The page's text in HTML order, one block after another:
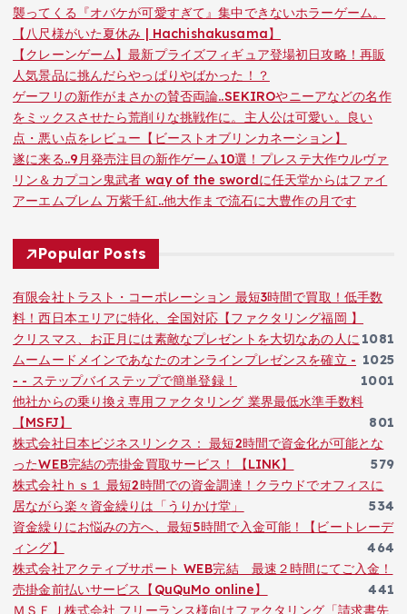
襲ってくる『オバケが可愛すぎて』集中できないホラーゲーム。
【八尺様がいた夏休み | Hachishakusama】
【クレーンゲーム】最新プライズフィギュア登場初日攻略！再販
人気景品に挑んだらやっぱりやばかった！？
ゲーフリの新作がまさかの賛否両論..SEKIROやニーアなどの名作
をミックスさせたら荒削りな挑戦作に。主人公は可愛い。良い
点・悪い点をレビュー【ビーストオブリンカネーション】
遂に来る..9月発売注目の新作ゲーム10選！プレステ大作ウルヴァ
リン＆カプコン鬼武者 way of the swordに任天堂からはファイ
アーエムブレム 万紫千紅..他大作まで流石に大豊作の月です
Popular Posts
有限会社トラスト・コーポレーション 最短3時間で買取！低手数
料！西日本エリアに特化、全国対応【ファクタリング福岡 】
1081
クリスマス、お正月には素敵なプレゼントを大切なあの人に
1025
ムームードメインであなたのオンラインプレゼンスを確立 -
- - ステップバイステップで簡単登録！
1001
他社からの乗り換え専用ファクタリング 業界最低水準手数料
【MSFJ】
801
株式会社日本ビジネスリンクス： 最短2時間で資金化が可能とな
ったWEB完結の売掛金買取サービス！【LINK】
579
株式会社ｈｓ１ 最短2時間での資金調達！クラウドでオフィスに
居ながら楽々資金繰りは「うりかけ堂」
534
資金繰りにお悩みの方へ、最短5時間で入金可能！【ビートレーデ
ィング】
464
株式会社アクティブサポート WEB完結 最速２時間にてご入金！
売掛金前払いサービス【QuQuMo online】
441
ＭＳＦＪ株式会社 フリーランス様向けファクタリング「請求書先